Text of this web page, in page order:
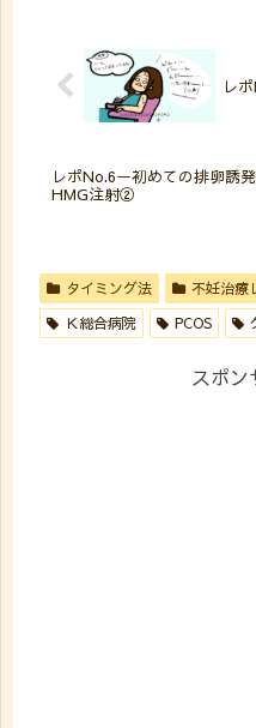
レ
レポNo.6ー初めての排卵誘
HMG注射②
タイミング法 不妊治療
Ｋ総合病院
PCOS
スポン